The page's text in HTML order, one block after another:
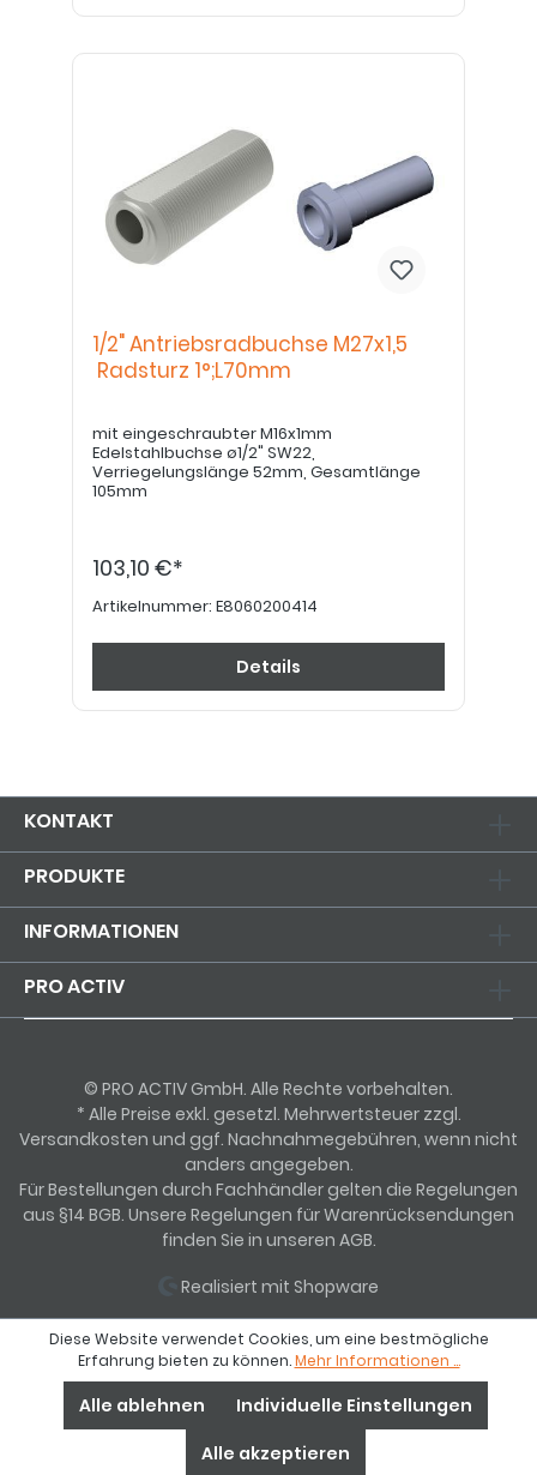
1/2" Antriebsradbuchse M27x1,5
Radsturz 1°;L70mm
mit eingeschraubter M16x1mm
Edelstahlbuchse ø1/2" SW22,
Verriegelungslänge 52mm, Gesamtlänge
105mm
103,10 €*
Artikelnummer: E8060200414
Details
KONTAKT
PRODUKTE
INFORMATIONEN
PRO ACTIV
© PRO ACTIV GmbH. Alle Rechte vorbehalten.
* Alle Preise exkl. gesetzl. Mehrwertsteuer zzgl.
Versandkosten und ggf. Nachnahmegebühren, wenn nicht
anders angegeben.
Für Bestellungen durch Fachhändler gelten die Regelungen
aus §14 BGB. Unsere Regelungen für Warenrücksendungen
finden Sie in unseren AGB.
Realisiert mit Shopware
Diese Website verwendet Cookies, um eine bestmögliche
Erfahrung bieten zu können.Mehr Informationen ...
Alle ablehnen
Individuelle Einstellungen
Alle akzeptieren